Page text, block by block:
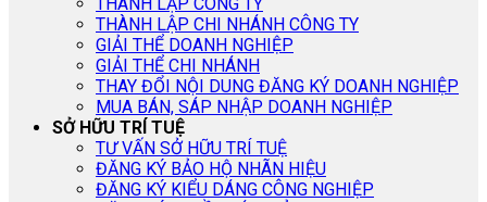
THÀNH LẬP CHI NHÁNH CÔNG TY
GIẢI THỂ DOANH NGHIỆP
GIẢI THỂ CHI NHÁNH
THAY ĐỔI NỘI DUNG ĐĂNG KÝ DOANH NGHIỆP
MUA BÁN, SÁP NHẬP DOANH NGHIỆP
SỞ HỮU TRÍ TUỆ
TƯ VẤN SỞ HỮU TRÍ TUỆ
ĐĂNG KÝ BẢO HỘ NHÃN HIỆU
ĐĂNG KÝ KIỂU DÁNG CÔNG NGHIỆP